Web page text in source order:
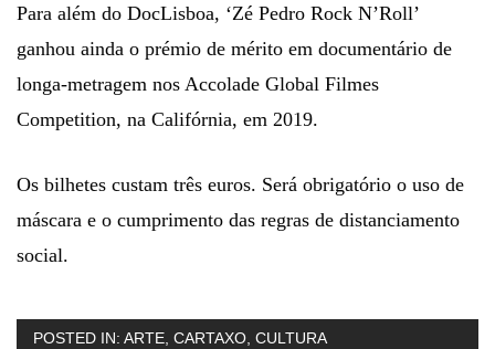
Para além do DocLisboa, ‘Zé Pedro Rock N’Roll’
ganhou ainda o prémio de mérito em documentário de
longa-metragem nos Accolade Global Filmes
Competition, na Califórnia, em 2019.
Os bilhetes custam três euros. Será obrigatório o uso de
máscara e o cumprimento das regras de distanciamento
social.
POSTED IN: ARTE, CARTAXO, CULTURA